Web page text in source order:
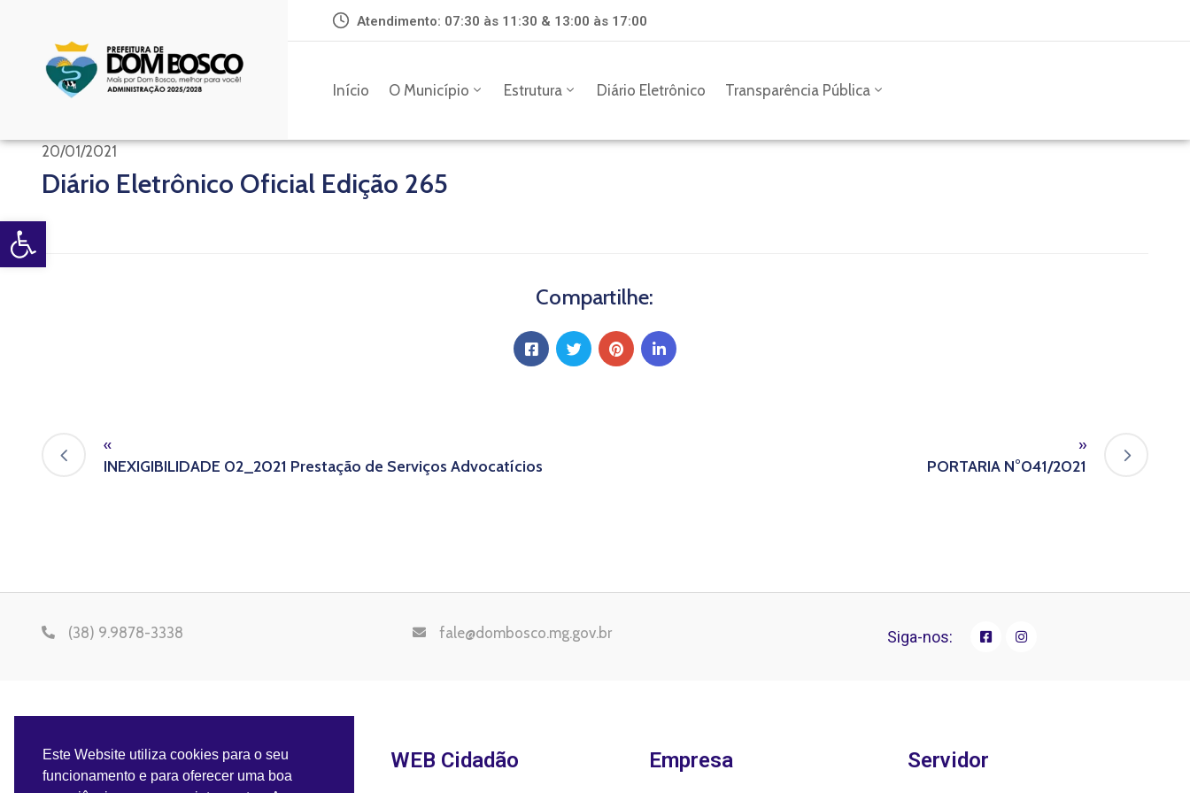
Open toolbar
Atendimento: 07:30 às 11:30 & 13:00 às 17:00
Início O Município Estrutura Diário Eletrônico Transparência Pública
20/01/2021
Diário Eletrônico Oficial Edição 265
Compartilhe:
«
INEXIGIBILIDADE 02_2021 Prestação de Serviços Advocatícios
»
PORTARIA N°041/2021
(38) 9.9878-3338 fale@dombosco.mg.gov.br Siga-nos:
WEB Cidadão Empresa Servidor
Este Website utiliza cookies para o seu
funcionamento e para oferecer uma boa